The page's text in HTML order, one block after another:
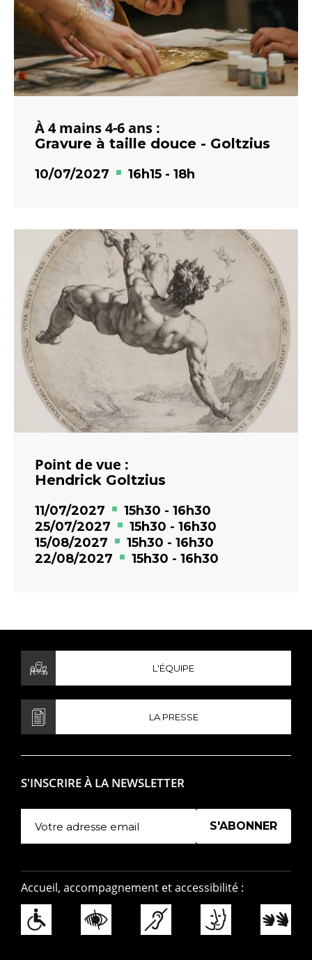
À 4 mains 4-6 ans :
Gravure à taille douce - Goltzius
10/07/2027 16h15 - 18h
Point de vue :
Hendrick Goltzius
11/07/2027 15h30 - 16h30
25/07/2027
15h30 - 16h30
15/08/2027
15h30 - 16h30
22/08/2027
15h30 - 16h30
L'ÉQUIPE
LA PRESSE
S'INSCRIRE À LA NEWSLETTER
Accueil, accompagnement et accessibilité :